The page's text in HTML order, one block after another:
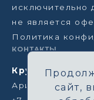
исключительно
не является
Политика
КОНТАКТЫ
Круизная
сайт,